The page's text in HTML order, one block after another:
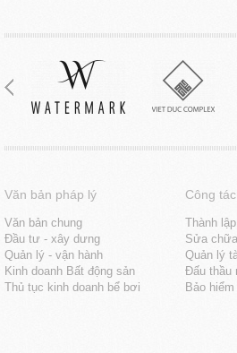
Văn bản pháp lý
Văn bản chung
Đầu tư - xây dưng
Quản lý - vận hành
Kinh doanh Bất động sản
Thủ tục kinh doanh bể bơi
Công
Thành
Sửa
Quản lý
Đấu thầu
Bảo